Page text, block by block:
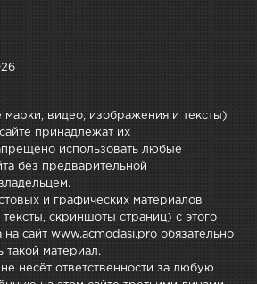
видео, изображения и тексты)
принадлежат их
использовать любые
без предварительной
и графических материалов
скриншоты страниц) с этого
на сайт www.acmodasi.pro обязательно
такой материал.
несёт ответственности за любую